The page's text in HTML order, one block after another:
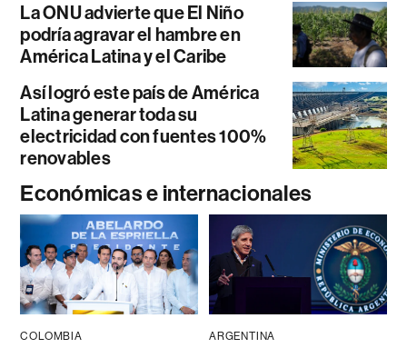
La ONU advierte que El Niño
podría agravar el hambre en
América Latina y el Caribe
Así logró este país de América
Latina generar toda su
electricidad con fuentes 100%
renovables
Económicas e internacionales
COLOMBIA ARGENTINA